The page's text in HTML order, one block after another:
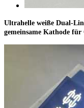
Ultrahelle weiße Dual-
gemeinsame Kathode für